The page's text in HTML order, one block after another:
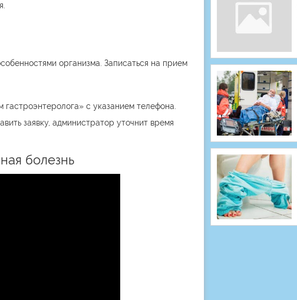
организма. Записаться на прием
с указанием телефона.
заявку, администратор уточнит время
болезнь